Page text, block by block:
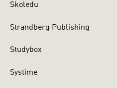
Skoledu
Strandberg Publishing
Studybox
Systime